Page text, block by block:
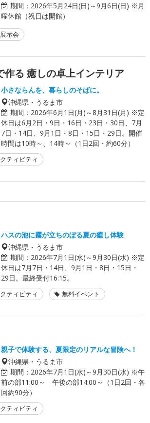
期間： 2026年5月24日(日)～9月6日(日) ※月
曜休館（祝日は開館）
示会
作る 癒しの卓上インテリア
小さならんを、暮らしのそばに。
沖縄県・うるま市
期間： 2026年6月1日(月)～8月31日(月) ※定
休日は6月2日・9日・16日・23日・30日、7月
7日・14日、9月1日・8日・15日・29日。開催
時間は10時～、14時～（1日2回・約60分）
ティビティ
ハスの池に霧が立ちのぼる夏の癒し体験
沖縄県・うるま市
期間： 2026年7月1日(水)～9月30日(水) ※定
休日は7月7日・14日、9月1日・8日・15日・
29日。最終受付16:15。
ティビティ 無料イベント
親子で体験する、夏限定のリアルな冒険へ！
沖縄県・うるま市
期間： 2026年7月1日(水)～9月30日(水) ※午
前の部11:00～ 午後の部14:00～（1日2回・各
回約90分）
ティビティ